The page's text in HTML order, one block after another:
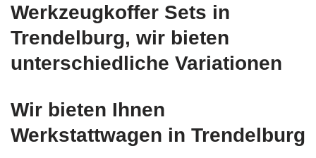
Werkzeugkoffer Sets in
Trendelburg, wir bieten
unterschiedliche Variationen
Wir bieten Ihnen
Werkstattwagen in Trendelburg